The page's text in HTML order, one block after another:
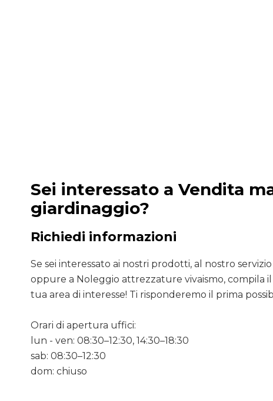
Sei interessato a Vendita
giardinaggio?
Richiedi informazioni
Se sei interessato ai nostri prodotti, al nostro
oppure a Noleggio attrezzature vivaismo, compila
tua area di interesse! Ti risponderemo il prima
Orari di apertura uffici:
lun - ven: 08:30–12:30, 14:30–18:30
sab: 08:30–12:30
dom: chiuso